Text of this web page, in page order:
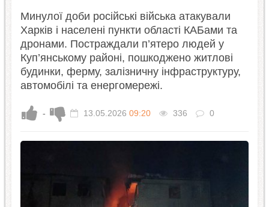
Минулої доби російські війська атакували
Харків і населені пункти області КАБами та
дронами. Постраждали п’ятеро людей у
Куп’янському районі, пошкоджено житлові
будинки, ферму, залізничну інфраструктуру,
автомобілі та енергомережі.
- 13.05.2026 09:20 336 0